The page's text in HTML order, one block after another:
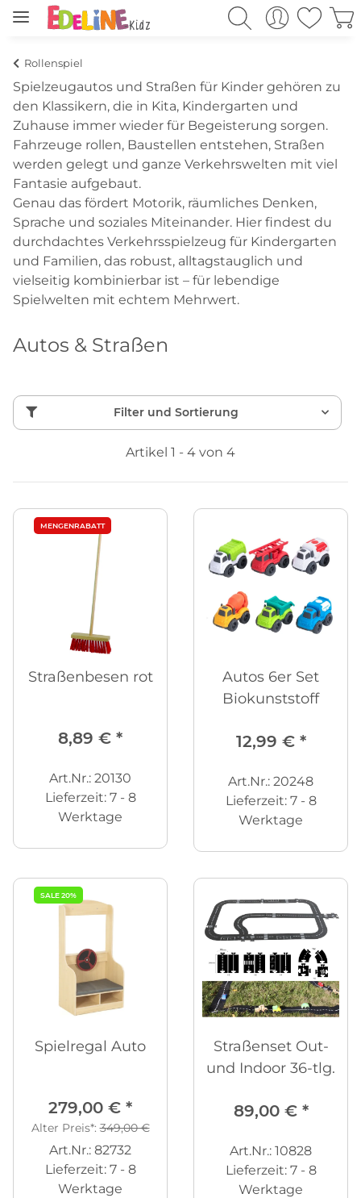
Rollenspiel
Spielzeugautos und Straßen für Kinder gehören zu
den Klassikern, die in Kita, Kindergarten und
Zuhause immer wieder für Begeisterung sorgen.
Fahrzeuge rollen, Baustellen entstehen, Straßen
werden gelegt und ganze Verkehrswelten mit viel
Fantasie aufgebaut.
Genau das fördert Motorik, räumliches Denken,
Sprache und soziales Miteinander. Hier findest du
durchdachtes Verkehrsspielzeug für Kindergarten
und Familien, das robust, alltagstauglich und
vielseitig kombinierbar ist – für lebendige
Spielwelten mit echtem Mehrwert.
Autos & Straßen
Filter und Sortierung
Artikel 1 - 4 von 4
MENGENRABATT
Straßenbesen rot
8,89 € *
Art.Nr.: 20130
Lieferzeit: 7 - 8
Werktage
Autos 6er Set
Biokunststoff
12,99 € *
Art.Nr.: 20248
Lieferzeit: 7 - 8
Werktage
SALE 20%
Spielregal Auto
279,00 € *
Alter Preis*:349,00 €
Art.Nr.: 82732
Lieferzeit: 7 - 8
Werktage
Straßenset Out-
und Indoor 36-tlg.
89,00 € *
Art.Nr.: 10828
Lieferzeit: 7 - 8
Werktage